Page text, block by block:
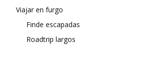
Viajar en furgo
Finde escapadas
Roadtrip largos